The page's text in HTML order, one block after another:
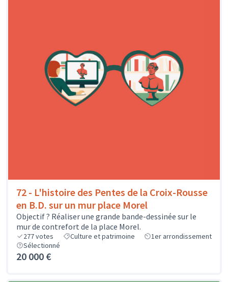
72 - L'histoire des Pentes de la Croix-Rousse
en B.D. sur un mur place Morel
Objectif ? Réaliser une grande bande-dessinée sur le
mur de contrefort de la place Morel.
277votes Culture et patrimoine
1er arrondissement
Sélectionné
20 000 €